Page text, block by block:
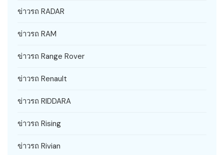
ข่าวรถ RADAR
ข่าวรถ RAM
ข่าวรถ Range Rover
ข่าวรถ Renault
ข่าวรถ RIDDARA
ข่าวรถ Rising
ข่าวรถ Rivian